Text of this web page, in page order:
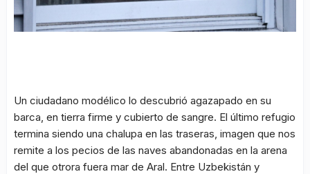
Un ciudadano modélico lo descubrió agazapado en su
barca, en tierra firme y cubierto de sangre. El último refugio
termina siendo una chalupa en las traseras, imagen que nos
remite a los pecios de las naves abandonadas en la arena
del que otrora fuera mar de Aral. Entre Uzbekistán y